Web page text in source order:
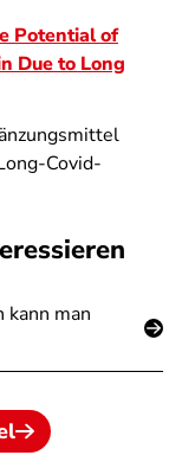
Potential of
Due to Long
Covid-
man